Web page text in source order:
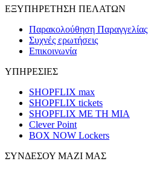
ΕΞΥΠΗΡΕΤΗΣΗ ΠΕΛΑΤΩΝ
Παρακολούθηση Παραγγελίας
Συχνές ερωτήσεις
Επικοινωνία
ΥΠΗΡΕΣΙΕΣ
SHOPFLIX max
SHOPFLIX tickets
SHOPFLIX ΜΕ ΤΗ ΜΙΑ
Clever Point
BOX NOW Lockers
ΣΥΝΔΕΣΟΥ ΜΑΖΙ ΜΑΣ